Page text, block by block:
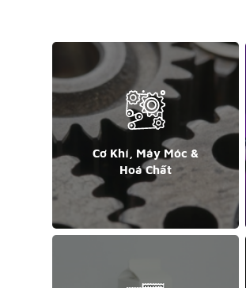
Cơ Khí, Máy Móc &
Hoá Chất